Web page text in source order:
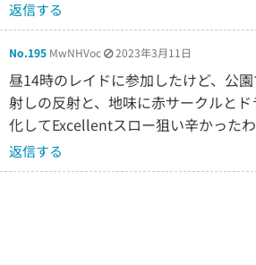
返信する
No.195 MwNHVoc 2023年3月11日
昼14時のレイドに参加したけど、公
射しの反射と、地味に赤サークルと
化してExcellentスロー狙い辛かったわ
返信する